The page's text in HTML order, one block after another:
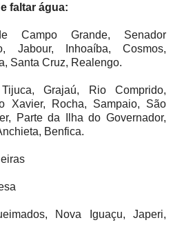
faltar água:
Campo Grande, Senador
Jabour, Inhoaíba, Cosmos,
Santa Cruz, Realengo.
Grajaú, Rio Comprido,
Xavier, Rocha, Sampaio, São
Parte da Ilha do Governador,
Benfica.
Nova Iguaçu, Japeri,